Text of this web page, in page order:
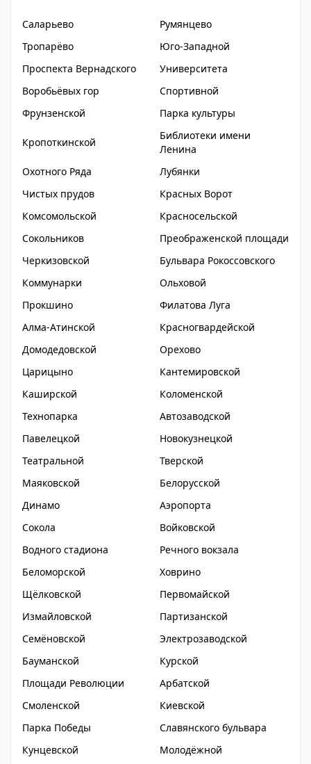
Саларьево
Румянцево
Тропарёво
Юго-Западной
Проспекта Вернадского
Университета
Воробьёвых гор
Спортивной
Фрунзенской
Парка культуры
Кропоткинской
Библиотеки имени
Ленина
Охотного Ряда
Лубянки
Чистых прудов
Красных Ворот
Комсомольской
Красносельской
Сокольников
Преображенской площади
Черкизовской
Бульвара Рокоссовского
Коммунарки
Ольховой
Прокшино
Филатова Луга
Алма-Атинской
Красногвардейской
Домодедовской
Орехово
Царицыно
Кантемировской
Каширской
Коломенской
Технопарка
Автозаводской
Павелецкой
Новокузнецкой
Театральной
Тверской
Маяковской
Белорусской
Динамо
Аэропорта
Сокола
Войковской
Водного стадиона
Речного вокзала
Беломорской
Ховрино
Щёлковской
Первомайской
Измайловской
Партизанской
Семёновской
Электрозаводской
Бауманской
Курской
Площади Революции
Арбатской
Смоленской
Киевской
Парка Победы
Славянского бульвара
Кунцевской
Молодёжной